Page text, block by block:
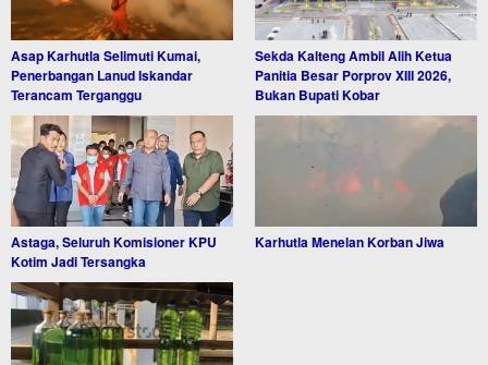
Asap Karhutla Selimuti Kumai,
Penerbangan Lanud Iskandar
Terancam Terganggu
Sekda Kalteng Ambil Alih Ketua
Panitia Besar Porprov XIII 2026,
Bukan Bupati Kobar
Astaga, Seluruh Komisioner KPU
Kotim Jadi Tersangka
Karhutla Menelan Korban Jiwa